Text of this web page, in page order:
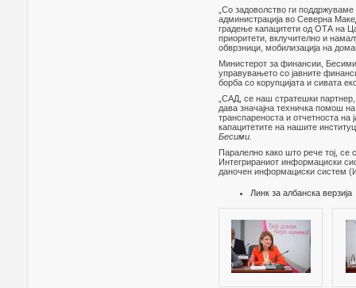
„Со задоволство ги
администрација во Северна
градење капацитети од ОТА на
приоритети, вклучително и
обврзници, мобилизација на
Министерот за финансии,
управувањето со јавните
борба со корупцијата и сивата
„САД, се наш стратешки
дава значајна техничка помош
транспареноста и отчетноста на
капацитетите на нашите
Бесими.
Паралелно како што рече тој,
Интегрираниот информациски
даночен информациски
Линк за албанска верзија